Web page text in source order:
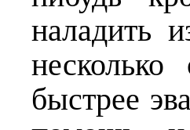
наладить
быстрее